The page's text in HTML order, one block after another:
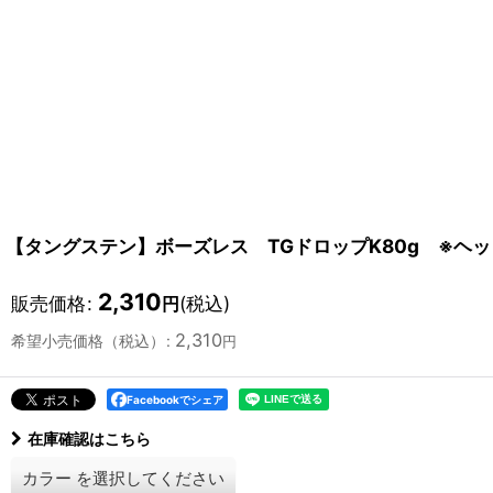
【タングステン】ボーズレス TGドロップK80g ※ヘッ
販売価格: 2,310円(税込)
希望小売価格（税込） : 2,310円
Facebookでシェア
在庫確認はこちら
カラー を選択してください